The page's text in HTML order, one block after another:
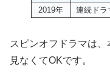
2019年
連続ドラ
スピンオフドラマは
見なくてOKです。